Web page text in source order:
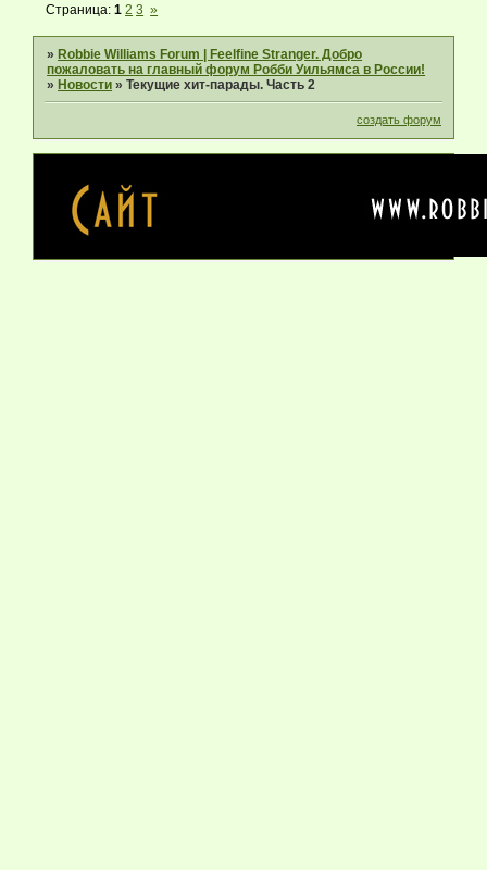
Страница:1 2 3 »
» Robbie Williams Forum | Feelfine Stranger. Добро
пожаловать на главный форум Робби Уильямса в России!
» Новости »Текущие хит-парады. Часть 2
создать форум